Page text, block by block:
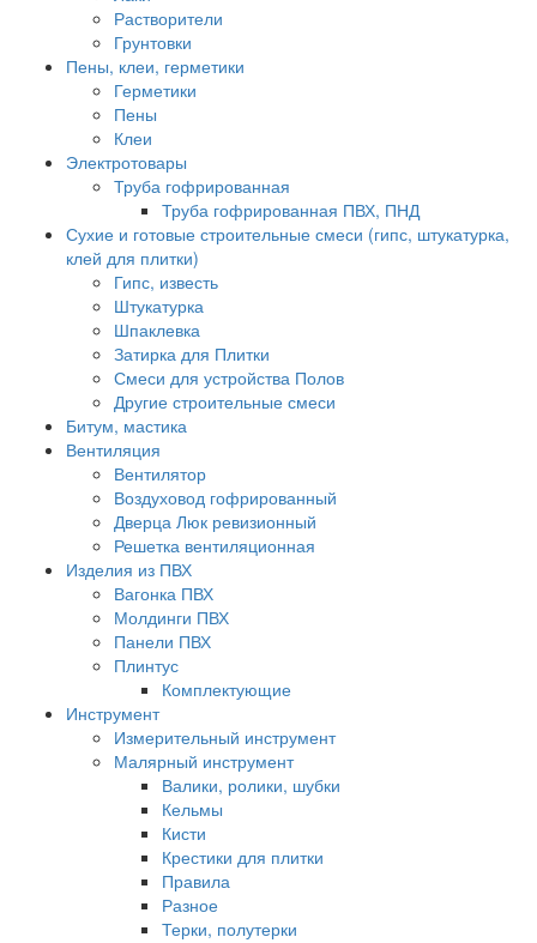
Растворители
Грунтовки
Пены, клеи, герметики
Герметики
Пены
Клеи
Электротовары
Труба гофрированная
Труба гофрированная ПВХ, ПНД
Сухие и готовые строительные смеси (гипс, штукатурка,
клей для плитки)
Гипс, известь
Штукатурка
Шпаклевка
Затирка для Плитки
Смеси для устройства Полов
Другие строительные смеси
Битум, мастика
Вентиляция
Вентилятор
Воздуховод гофрированный
Дверца Люк ревизионный
Решетка вентиляционная
Изделия из ПВХ
Вагонка ПВХ
Молдинги ПВХ
Панели ПВХ
Плинтус
Комплектующие
Инструмент
Измерительный инструмент
Малярный инструмент
Валики, ролики, шубки
Кельмы
Кисти
Крестики для плитки
Правила
Разное
Терки, полутерки